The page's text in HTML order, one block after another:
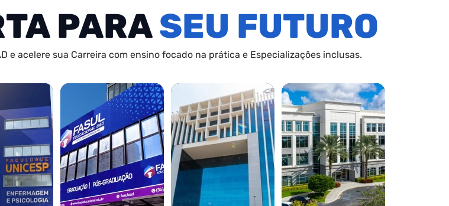
PARASEU FUTURO
e acelere sua Carreira com ensino focado na prática e Especializações inclusas.